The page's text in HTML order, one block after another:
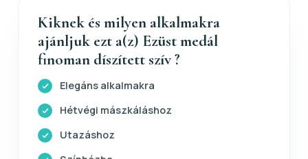
Kiknek és milyen alkalmakra
ajánljuk ezt a(z) Ezüst medál
finoman díszített szív ?
Elegáns alkalmakra
Hétvégi mászkáláshoz
Utazáshoz